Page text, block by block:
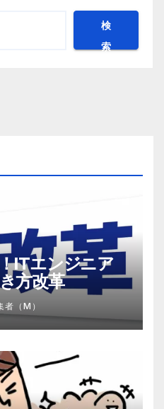
検
索
ITエンジニア
方改革
者（M）